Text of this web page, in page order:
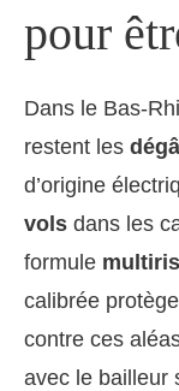
pour
Dans le Bas-
restent les
d’origine
vols dans les
formule
calibrée
contre ces
avec le bailleur